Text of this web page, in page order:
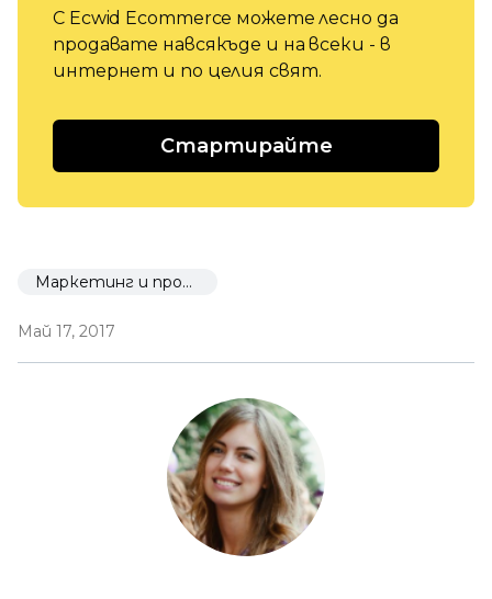
С Ecwid Ecommerce можете лесно да
продавате навсякъде и на всеки - в
интернет и по целия свят.
Стартирайте
Маркетинг и промоция
Май 17, 2017